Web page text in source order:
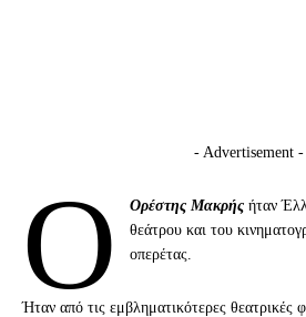
- Advertisement -
Ο Ορέστης Μακρήςήταν
θεάτρου και του
οπερέτας.
Ήταν από τις εμβληματικότερες θεατρικές